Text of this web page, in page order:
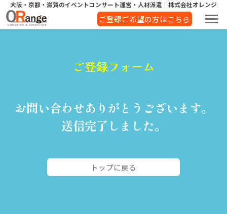
大阪・京都・滋賀のイベントコンサート運営・人材派遣｜株式会社オレンジ
ご登録ご希望の方はこちら
ご登録フォーム
お問い合わせありがとうございます。
送信完了しました。
トップに戻る